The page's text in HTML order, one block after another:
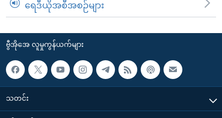
ရေဒီယိုအစီအစဉ်များ
ဗွီအိုအေ လူမှုကွန်ယက်များ
သတင်း